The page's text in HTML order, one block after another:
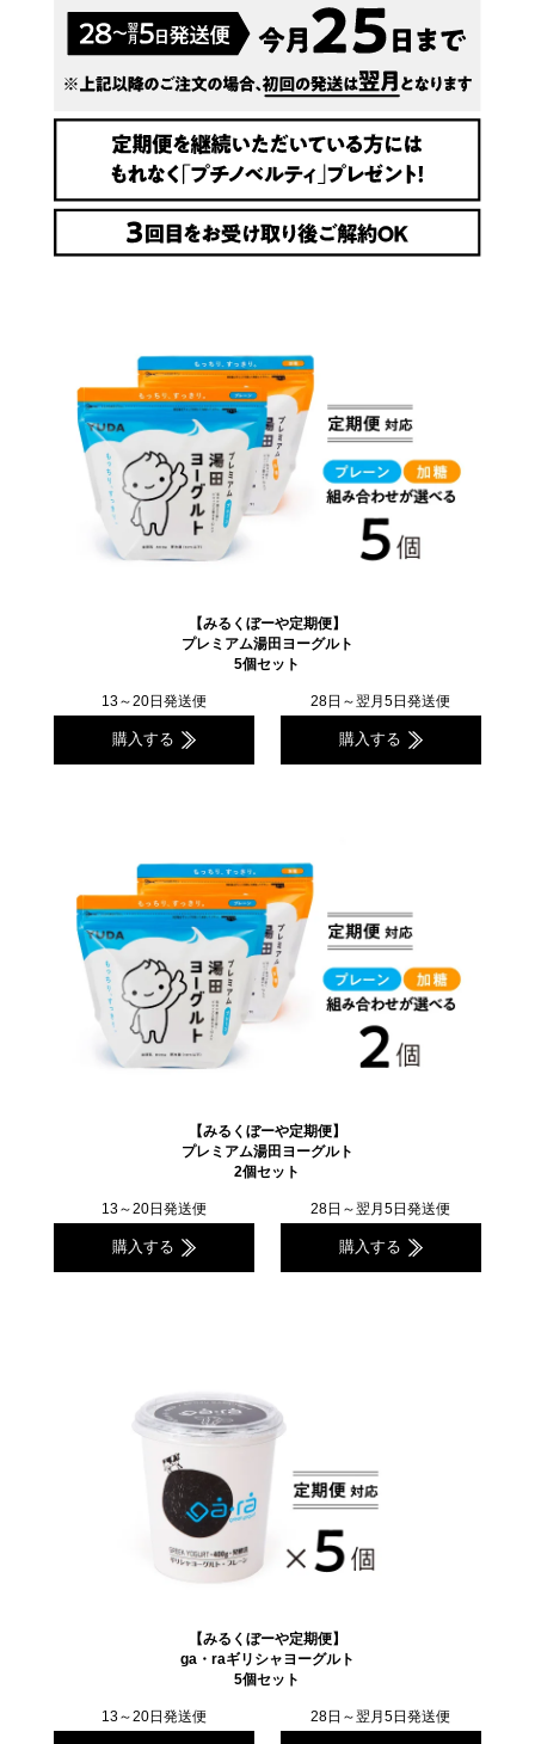
【みるくぼーや定期便】
プレミアム湯田ヨーグルト
5個セット
13～20日発送便
購入する
28日～翌月5日発送便
購入する
【みるくぼーや定期便】
プレミアム湯田ヨーグルト
2個セット
13～20日発送便
購入する
28日～翌月5日発送便
購入する
【みるくぼーや定期便】
ga・raギリシャヨーグルト
5個セット
13～20日発送便 28日～翌月5日発送便